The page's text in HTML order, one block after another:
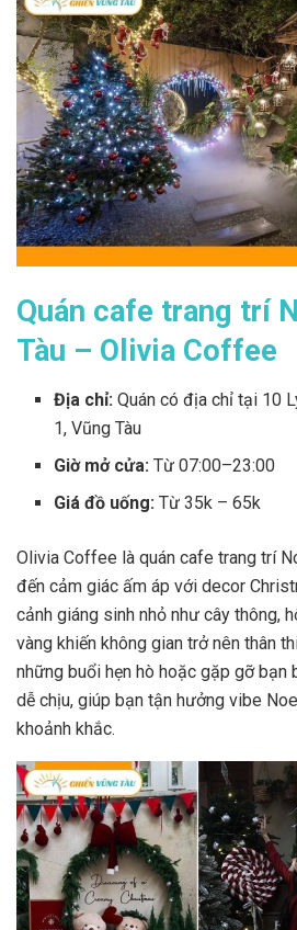
Quán cafe trang trí
Tàu – Olivia Coffee
Địa chỉ: Quán có địa chỉ tại 10
1, Vũng Tàu
Giờ mở cửa:Từ 07:00–23:00
Giá đồ uống:Từ 35k – 65k
Olivia Coffee là quán cafe trang trí
đến cảm giác ấm áp với decor
cảnh giáng sinh nhỏ như cây thông,
vàng khiến không gian trở nên thân
những buổi hẹn hò hoặc gặp gỡ bạn
dễ chịu, giúp bạn tận hưởng vibe
khoảnh khắc.